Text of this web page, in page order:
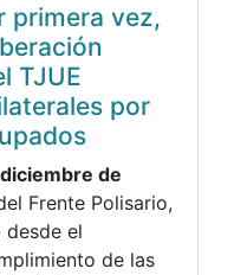
primera vez,
TJUE
por
de
Frente Polisario,
desde el
de las